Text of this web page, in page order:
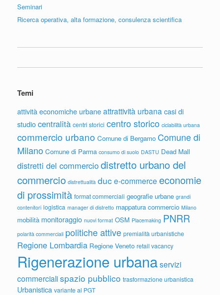
Seminari
Ricerca operativa, alta formazione, consulenza scientifica
Temi
attività economiche urbaneattrattività urbana casi di
studiocentralità centri storici centro storico ciclabilità urbana
commercio urbano Comune di Bergamo Comune di
Milano Comune di Parma consumo di suolo DASTU Dead Mall
distretti del commerciodistretto urbano del
commercio distrettualità duc e-commerce economie
di prossimità format commerciali geografie urbane grandi
contenitori logistica manager di distretto mappatura commercio Milano
mobilità monitoraggio nuovi format OSM Placemaking PNRR
polarità commerciali politiche attive premialità urbanistiche
Regione Lombardia Regione Veneto retail vacancy
Rigenerazione urbanaservizi
commercialispazio pubblico trasformazione urbanistica
Urbanistica variante al PGT